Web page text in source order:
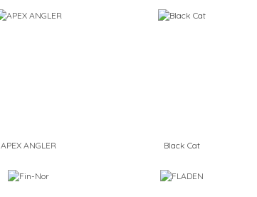
APEX ANGLER Black Cat